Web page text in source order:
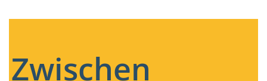
Zwischen